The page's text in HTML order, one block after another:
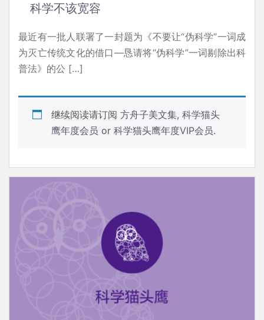
科学不该宽容
最近有一批人联署了一封题为《不要让“伪科学”一词成
为灭亡传统文化的借口—恳请将“伪科学”一词剔除出科
普法》的公 […]
继续阅读请订阅 方舟子美文集, 科学猫头
鹰年度会员 or 科学猫头鹰年度VIP会员.